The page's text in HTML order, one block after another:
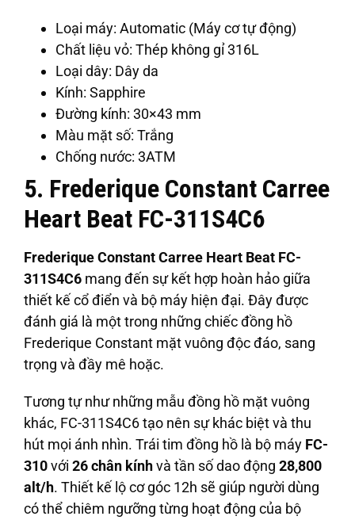
Loại máy: Automatic (Máy cơ tự động)
Chất liệu vỏ: Thép không gỉ 316L
Loại dây: Dây da
Kính: Sapphire
Đường kính: 30×43 mm
Màu mặt số: Trắng
Chống nước: 3ATM
5. Frederique Constant Carree
Heart Beat FC-311S4C6
Frederique Constant Carree Heart Beat FC-
311S4C6 mang đến sự kết hợp hoàn hảo giữa
thiết kế cổ điển và bộ máy hiện đại. Đây được
đánh giá là một trong những chiếc đồng hồ
Frederique Constant mặt vuông độc đáo, sang
trọng và đầy mê hoặc.
Tương tự như những mẫu đồng hồ mặt vuông
khác, FC-311S4C6 tạo nên sự khác biệt và thu
hút mọi ánh nhìn. Trái tim đồng hồ là bộ máy FC-
310với 26 chân kínhvà tần số dao động 28,800
alt/h. Thiết kế lộ cơ góc 12h sẽ giúp người dùng
có thể chiêm ngưỡng từng hoạt động của bộ